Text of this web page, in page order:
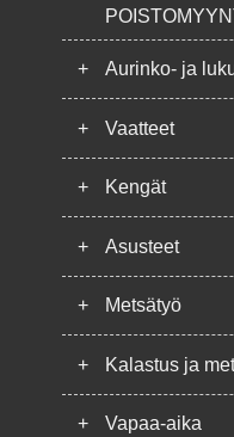
+ Aurinko- ja
+ Vaatteet
+ Kengät
+ Asusteet
+ Metsätyö
+ Kalastus ja
+ Vapaa-aika